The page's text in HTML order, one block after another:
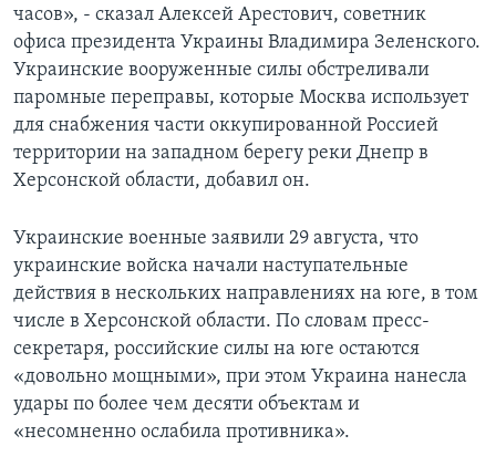
часов», - сказал Алексей Арестович, советник
офиса президента Украины Владимира Зеленского.
Украинские вооруженные силы обстреливали
паромные переправы, которые Москва использует
для снабжения части оккупированной Россией
территории на западном берегу реки Днепр в
Херсонской области, добавил он.
Украинские военные заявили 29 августа, что
украинские войска начали наступательные
действия в нескольких направлениях на юге, в том
числе в Херсонской области. По словам пресс-
секретаря, российские силы на юге остаются
«довольно мощными», при этом Украина нанесла
удары по более чем десяти объектам и
«несомненно ослабила противника».